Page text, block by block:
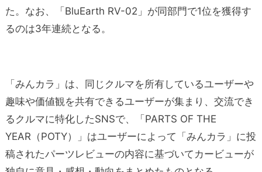
た。なお、「BluEarth RV-02」が同部門で1位を獲得す
るのは3年連続となる。
「みんカラ」は、同じクルマを所有しているユーザーや
趣味や価値観を共有できるユーザーが集まり、交流でき
るクルマに特化したSNSで、「PARTS OF THE
YEAR（POTY）」はユーザーによって「みんカラ」に投
稿されたパーツレビューの内容に基づいてカービューが